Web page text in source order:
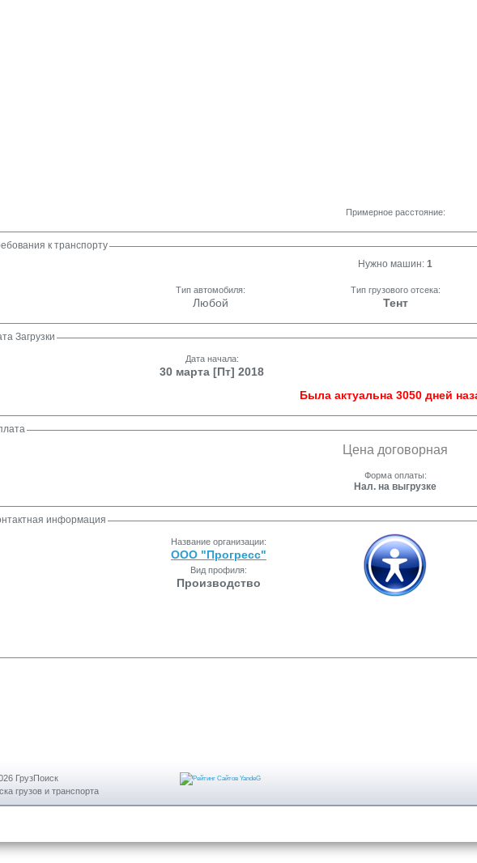
Примерное расстояние:
к транспорту
Нужно машин: 1
Тип автомобиля:
Любой
Тип грузового отсека:
Тент
Загрузки
Дата начала:
30 марта [Пт] 2018
Была актуальна 3050 дней
Цена договорная
Форма оплаты:
Нал. на выгрузке
информация
Название организации:
ООО "Прогресс"
Вид профиля:
Производство
ГрузПоиск
грузов и транспорта